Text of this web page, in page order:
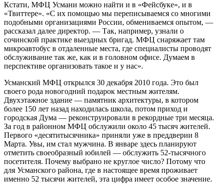
Кстати, МФЦ Усмани можно найти и в «Фейсбуке», и в
«Твиттере». «С их помощью мы переписываемся со многими
подобными организациями России, обмениваемся опытом, —
рассказал далее директор. — Так, например, узнали о
сочинской практике выездных бригад. МФЦ снаряжает там
микроавтобус в отдаленные места, где специалисты проводят
обслуживание так же, как и в головном офисе. Думаем в
перспективе организовать такое и у нас».
Усманский МФЦ открылся 30 декабря 2010 года. Это был
своего рода новогодний подарок местным жителям.
Двухэтажное здание — памятник архитектуры, в котором
более 150 лет назад находилась школа, потом приход и
городская Дума — реконструировали в рекордные три месяца.
За год в районном МФЦ обслужили около 45 тысяч жителей.
Первого «десятитысячника» приняли уже в преддверии 8
Марта. Увы, им стал мужчина. В январе здесь планируют
отметить своеобразный юбилей — обслужить 52-тысячного
посетителя. Почему выбрано не круглое число? Потому что
для Усманского района, где в настоящее время проживает
именно 52 тысячи жителей, эта цифра имеет особое значение.